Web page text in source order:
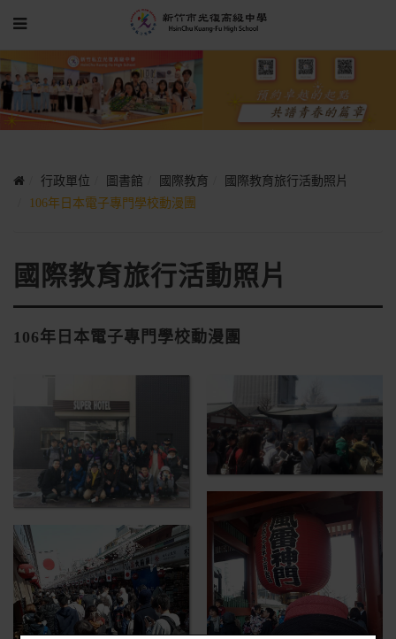
行政單位 圖書館 國際教育
國際教育旅行活動照片
106年日本電子專門學校動漫團
國際教育旅行活動照片
106年日本電子專門學校動漫團